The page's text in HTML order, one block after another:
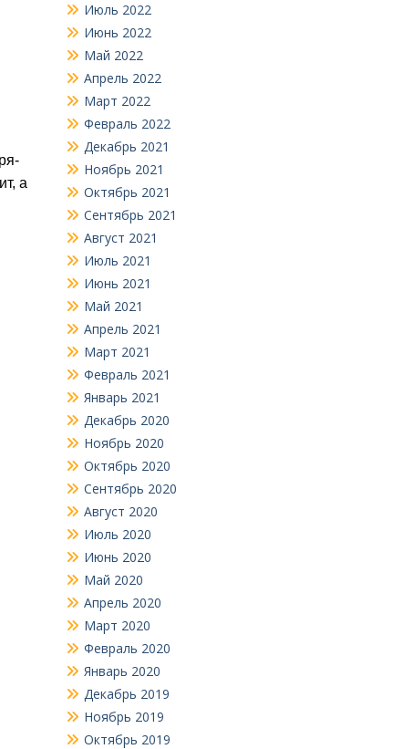
а
Июль 2022
Июнь 2022
Май 2022
Апрель 2022
Март 2022
Февраль 2022
Декабрь 2021
Ноябрь 2021
Октябрь 2021
Сентябрь 2021
Август 2021
Июль 2021
Июнь 2021
Май 2021
Апрель 2021
Март 2021
Февраль 2021
Январь 2021
Декабрь 2020
Ноябрь 2020
Октябрь 2020
Сентябрь 2020
Август 2020
Июль 2020
Июнь 2020
Май 2020
Апрель 2020
Март 2020
Февраль 2020
Январь 2020
Декабрь 2019
Ноябрь 2019
Октябрь 2019